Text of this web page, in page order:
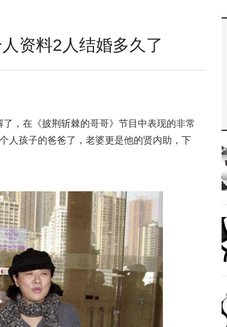
资料2人结婚多久了
，在《披荆斩棘的哥哥》节目中表现的非常
人孩子的爸爸了，老婆更是他的贤内助，下